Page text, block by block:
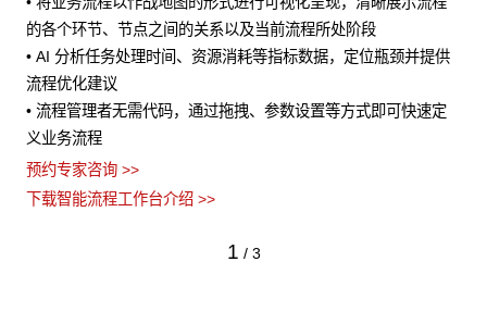
的各个环节、节点之间的关系以及当前流程所处阶段
• AI 分析任务处理时间、资源消耗等指标数据，定位瓶颈并提供
流程优化建议
• 流程管理者无需代码，通过拖拽、参数设置等方式即可快速定
义业务流程
预约专家咨询 >>
下载智能流程工作台介绍 >>
1 / 3